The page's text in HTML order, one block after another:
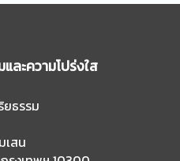
ละความโปร่งใส
ธรรม
เสน